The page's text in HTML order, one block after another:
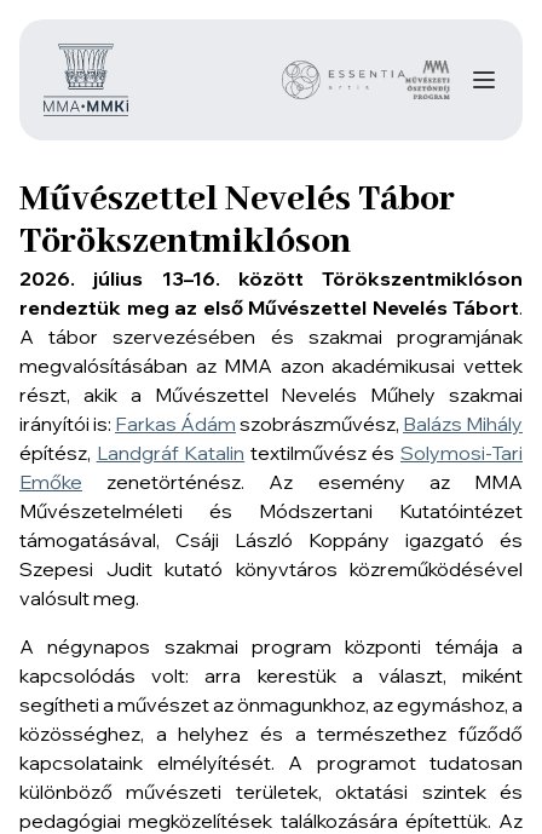
Művészettel Nevelés Tábor
Törökszentmiklóson
2026. július 13–16. között Törökszentmiklóson
rendeztük meg az első Művészettel Nevelés Tábort.
A tábor szervezésében és szakmai programjának
megvalósításában az MMA azon akadémikusai vettek
részt, akik a Művészettel Nevelés Műhely szakmai
irányítói is: Farkas Ádám szobrászművész, Balázs Mihály
építész, Landgráf Katalin textilművész ésSolymosi-Tari
Emőke zenetörténész. Az esemény az MMA
Művészetelméleti és Módszertani Kutatóintézet
támogatásával, Csáji László Koppány igazgató és
Szepesi Judit kutató könyvtáros közreműködésével
valósult meg.
A négynapos szakmai program központi témája a
kapcsolódás volt: arra kerestük a választ, miként
segítheti a művészet az önmagunkhoz, az egymáshoz, a
közösséghez, a helyhez és a természethez fűződő
kapcsolataink elmélyítését. A programot tudatosan
különböző művészeti területek, oktatási szintek és
pedagógiai megközelítések találkozására építettük. Az